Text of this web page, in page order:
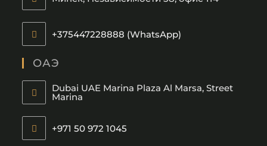
+375447228888 (WhatsApp)
ОАЭ
Dubai UAE Marina Plaza Al Marsa, Street
Marina
+971 50 972 1045